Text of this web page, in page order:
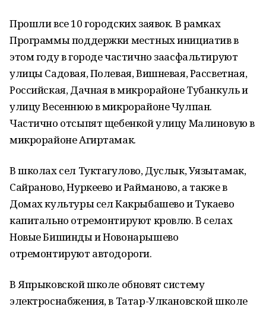
Прошли все 10 городских заявок. В рамках
Программы поддержки местных инициатив в
этом году в городе частично заасфальтируют
улицы Садовая, Полевая, Вишневая, Рассветная,
Российская, Дачная в микрорайоне Тубанкуль и
улицу Весеннюю в микрорайоне Чулпан.
Частично отсыпят щебенкой улицу Малиновую в
микрорайоне Агиртамак.
В школах сел Туктагулово, Дуслык, Уязытамак,
Сайраново, Нуркеево и Райманово, а также в
Домах культуры сел Какрыбашево и Тукаево
капитально отремонтируют кровлю. В селах
Новые Бишинды и Новонарышево
отремонтируют автодороги.
В Япрыковской школе обновят систему
электроснабжения, в Татар-Улкановской школе